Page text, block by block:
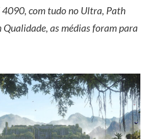
4090, com tudo no Ultra, Path
Qualidade, as médias foram para